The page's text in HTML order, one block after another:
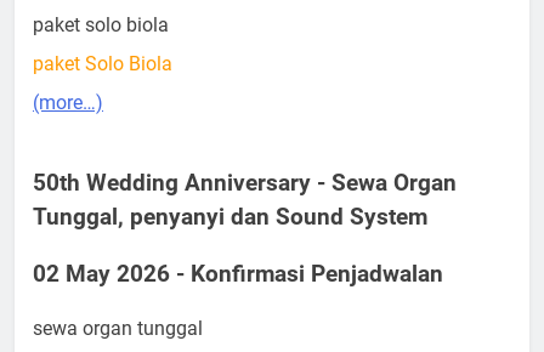
paket solo biola
paket Solo Biola
(more…)
50th Wedding Anniversary - Sewa Organ
Tunggal, penyanyi dan Sound System
02 May 2026 - Konfirmasi Penjadwalan
sewa organ tunggal